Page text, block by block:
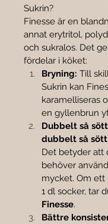
Sukrin?
Finesse är en
annat erytritol,
och sukralos. Det
fördelar i köket:
Bryning: Till
Sukrin kan
karamelliseras
en gyllenbrun
Dubbelt så
dubbelt så sött
Det betyder att
behöver
mycket. Om ett
1 dl socker, tar
Finesse.
Bättre